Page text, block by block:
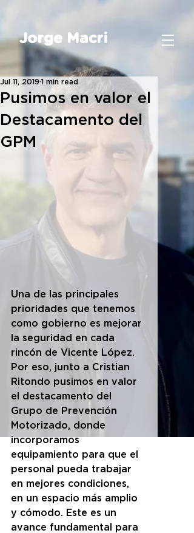
Jorge Macri
Pusimos en valor el
Destacamento del
GPM
Jul 11, 2019 1 min read
Una de las principales
prioridades que tenemos
como gobierno es mejorar
la seguridad en cada
rincón de Vicente López.
Por eso, junto a Cristian
Ritondo pusimos en valor
el destacamento del
Grupo de Prevención
Motorizado, donde
incorporamos
equipamiento para que el
personal pueda trabajar
en mejores condiciones,
en un espacio más amplio
y cómodo. Este es un
avance fundamental para